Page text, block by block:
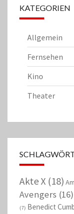
KATEGORIEN
Allgemein
Fernsehen
Kino
Theater
Akte X (18)
Avengers (16)
(7) Benedict